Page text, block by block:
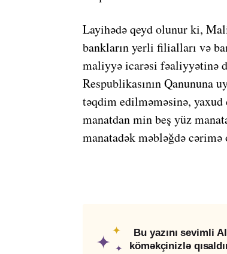
Layihədə qeyd olunur ki,
bankların yerli filialları və
maliyyə icarəsi fəaliyyətinə
Respublikasının Qanununa
təqdim edilməməsinə,
manatdan min beş yüz
manatadək məbləğdə cərimə
✦
✦
✦
Bu yazını sevimli AI
köməkçinizlə